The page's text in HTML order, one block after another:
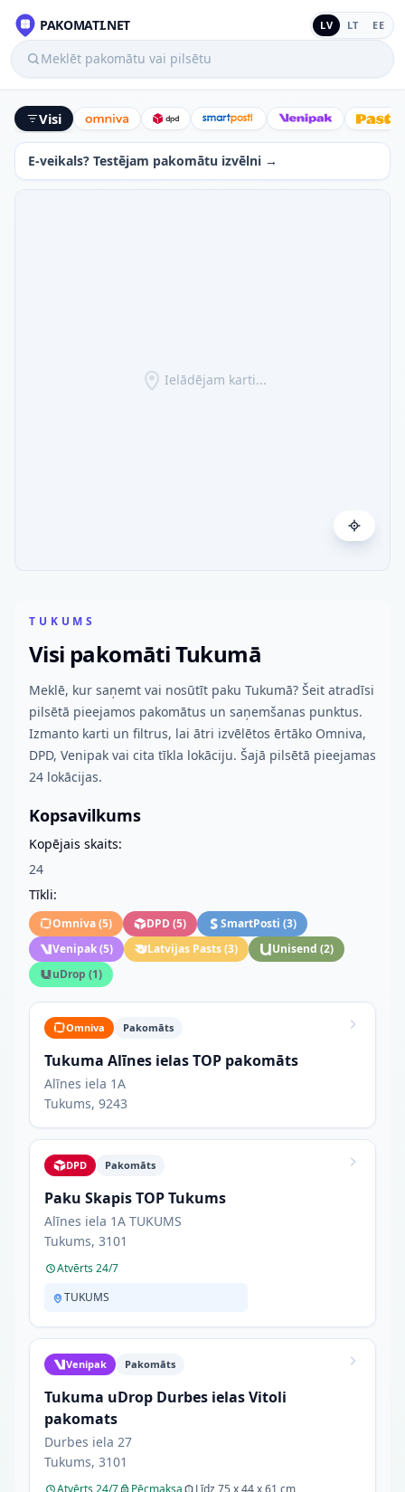
PAKOMATI.NET LV LT EE
Meklēt pakomātu vai pilsētu
Visi Omniva DPD SmartPostiVenipak
E-veikals? Testējam pakomātu izvēlni →
Ielādējam karti...
TUKUMS
Visi pakomāti Tukumā
Meklē, kur saņemt vai nosūtīt paku Tukumā? Šeit atradīsi
pilsētā pieejamos pakomātus un saņemšanas punktus.
Izmanto karti un filtrus, lai ātri izvēlētos ērtāko Omniva,
DPD, Venipak vai cita tīkla lokāciju. Šajā pilsētā pieejamas
24 lokācijas.
Kopsavilkums
Kopējais skaits:
24
Tīkli:
Omniva(5) DPD(5) SmartPosti (3)
Venipak(5) Latvijas Pasts(3) Unisend (2)
uDrop (1)
Omniva Pakomāts
Tukuma Alīnes ielas TOP pakomāts
Alīnes iela 1A
Tukums, 9243
DPD Pakomāts
Paku Skapis TOP Tukums
Alīnes iela 1A TUKUMS
Tukums, 3101
Atvērts 24/7
TUKUMS
Venipak Pakomāts
Tukuma uDrop Durbes ielas Vitoli
pakomats
Durbes iela 27
Tukums, 3101
Atvērts 24/7 Pēcmaksa
Līdz 75 x 44 x 61 cm